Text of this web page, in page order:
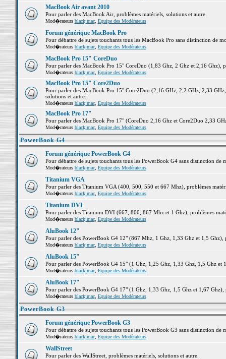
MacBook Air avant 2010
Pour parler des MacBook Air, problèmes matériels, solutions et autre.
Mod�rateurs blackjmac, Equipe des Modérateurs
Forum générique MacBook Pro
Pour débattre de sujets touchants tous les MacBook Pro sans distinction de
Mod�rateurs blackjmac, Equipe des Modérateurs
MacBook Pro 15" CoreDuo
Pour parler des MacBook Pro 15" CoreDuo (1,83 Ghz, 2 Ghz et 2,16 Ghz),
Mod�rateurs blackjmac, Equipe des Modérateurs
MacBook Pro 15" Core2Duo
Pour parler des MacBook Pro 15" Core2Duo (2,16 GHz, 2,2 GHz, 2,33
solutions et autre.
Mod�rateurs blackjmac, Equipe des Modérateurs
MacBook Pro 17"
Pour parler des MacBook Pro 17" (CoreDuo 2,16 Ghz et Core2Duo 2,33
Mod�rateurs blackjmac, Equipe des Modérateurs
PowerBook G4
Forum générique PowerBook G4
Pour débattre de sujets touchants tous les PowerBook G4 sans distinction de
Mod�rateurs blackjmac, Equipe des Modérateurs
Titanium VGA
Pour parler des Titanium VGA (400, 500, 550 et 667 Mhz), problèmes
Mod�rateurs blackjmac, Equipe des Modérateurs
Titanium DVI
Pour parler des Titanium DVI (667, 800, 867 Mhz et 1 Ghz), problèmes
Mod�rateurs blackjmac, Equipe des Modérateurs
AluBook 12"
Pour parler des PowerBook G4 12" (867 Mhz, 1 Ghz, 1,33 Ghz et 1,5 Ghz),
Mod�rateurs blackjmac, Equipe des Modérateurs
AluBook 15"
Pour parler des PowerBook G4 15" (1 Ghz, 1,25 Ghz, 1,33 Ghz, 1,5 Ghz et
Mod�rateurs blackjmac, Equipe des Modérateurs
AluBook 17"
Pour parler des PowerBook G4 17" (1 Ghz, 1,33 Ghz, 1,5 Ghz et 1,67 Ghz),
Mod�rateurs blackjmac, Equipe des Modérateurs
PowerBook G3
Forum générique PowerBook G3
Pour débattre de sujets touchants tous les PowerBook G3 sans distinction de
Mod�rateurs blackjmac, Equipe des Modérateurs
WallStreet
Pour parler des WallStreet, problèmes matériels, solutions et autre.